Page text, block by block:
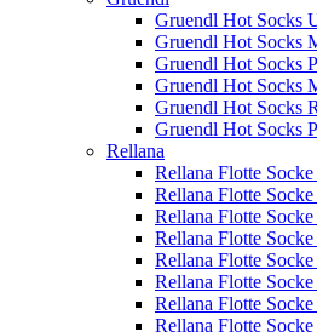
Gruendl Hot Socks
Gruendl Hot Socks
Gruendl Hot Socks
Gruendl Hot Socks
Gruendl Hot Socks
Gruendl Hot Socks
Rellana
Rellana Flotte
Rellana Flotte Socke
Rellana Flotte
Rellana Flotte
Rellana Flotte Socke
Rellana Flotte
Rellana Flotte
Rellana Flotte